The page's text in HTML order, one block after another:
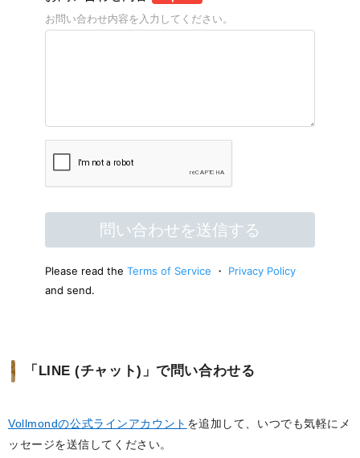
「LINE (チャット)」で問い合わせる
Vollmondの公式ラインアカウント を追加して、いつでも気軽にメ
ッセージを送信してください。